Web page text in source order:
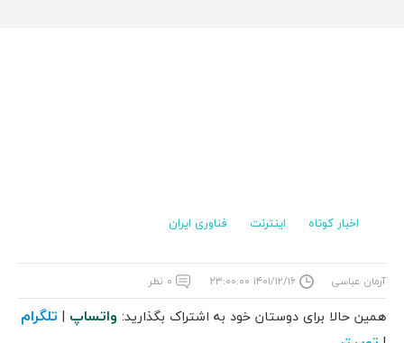
اخبار کوتاه اینترنت فناوری ایران
آرمان عباسی ۱۴۰۱/۱۲/۱۶ ۲۳:۰۰:۰۰ ۰ نظر
همین حالا برای دوستان خود به اشتراک بگذارید: واتساپ | تلگرام